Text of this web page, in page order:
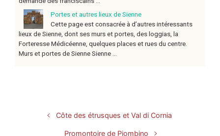
Portes et autres lieux de Sienne
Cette page est consacrée à d’autres intéressants
lieux de Sienne, dont ses murs et portes, des loggias, la
Forteresse Médicéenne, quelques places et rues du centre.
Murs et portes de Sienne Sienne ...
Côte des étrusques et Val di Cornia
Promontoire de Piombino